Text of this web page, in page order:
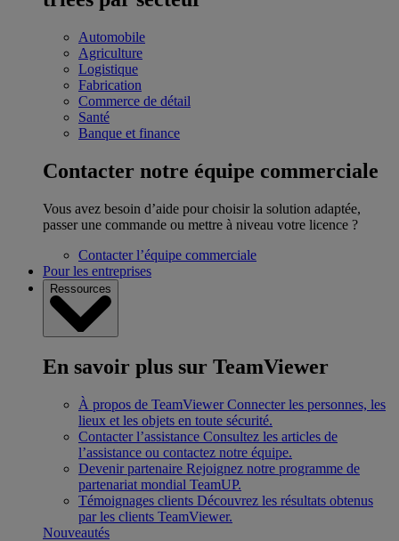
Automobile
Agriculture
Logistique
Fabrication
Commerce de détail
Santé
Banque et finance
Contacter notre équipe commerciale
Vous avez besoin d’aide pour choisir la solution adaptée,
passer une commande ou mettre à niveau votre licence ?
Contacter l’équipe commerciale
Pour les entreprises
Ressources
En savoir plus sur TeamViewer
À propos de TeamViewer Connecter les personnes, les
lieux et les objets en toute sécurité.
Contacter l’assistance Consultez les articles de
l’assistance ou contactez notre équipe.
Devenir partenaire Rejoignez notre programme de
partenariat mondial TeamUP.
Témoignages clients Découvrez les résultats obtenus
par les clients TeamViewer.
Nouveautés